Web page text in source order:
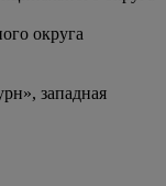
округа
западная